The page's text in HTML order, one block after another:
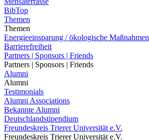
BibTop
Themen
Themen
Energieeinsparung / ökologische Maßnahmen
Barrierefreiheit
Partners | Sponsors | Friends
Partners | Sponsors | Friends
Alumni
Alumni
Testimonials
Alumni Associations
Bekannte Alumni
Deutschlandstipendium
Freundeskreis Trierer Universität e.V.
Freundeskreis Trierer Universität e.V.